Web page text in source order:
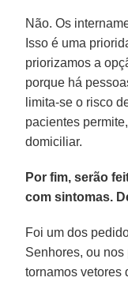
Não. Os
Isso é uma
priorizamos a
porque há
limita-se o risco
pacientes
domiciliar.
Por fim, serão
com sintomas.
Foi um dos
Senhores, ou
tornamos vetores